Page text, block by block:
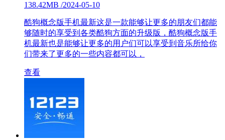
138.42MB /2024-05-10
酷狗概念版手机最新这是一款能够让更多的朋友们都能
够随时的享受到各类酷狗方面的升级版，酷狗概念版手
机最新也是能够让更多的用户们可以享受到音乐所给你
们带来了更多的一些内容都可以，
查看